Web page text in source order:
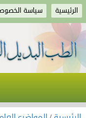
الرئيسية سياسة